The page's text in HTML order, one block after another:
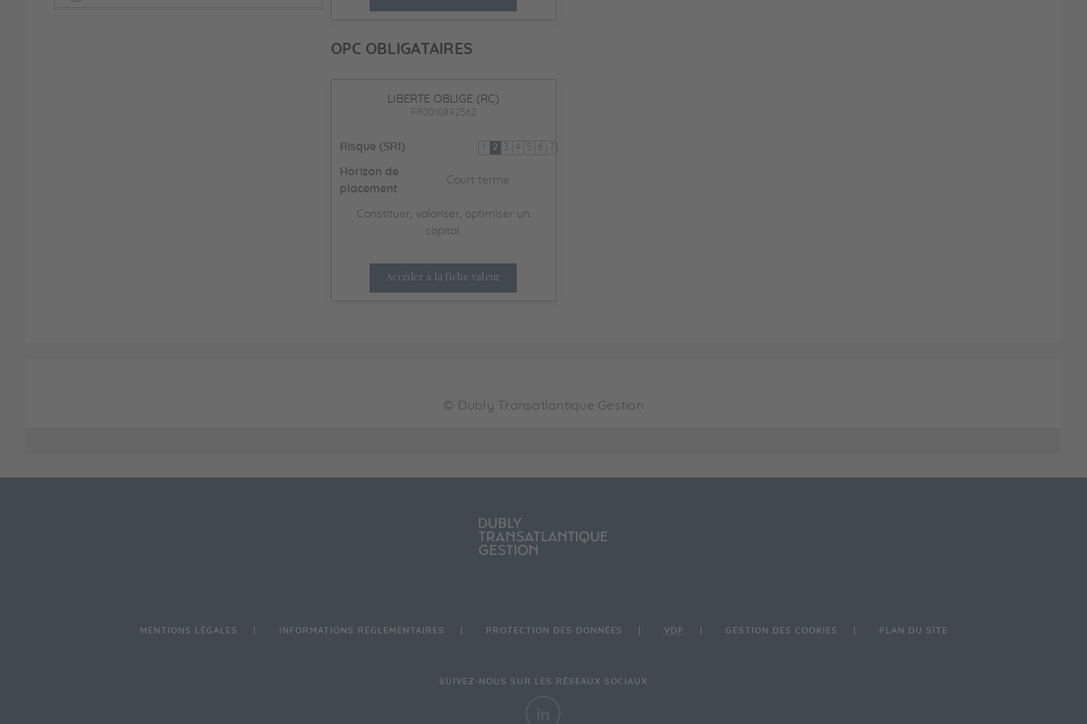
OPC OBLIGATAIRES
LIBERTE OBLIGE (RC)
FR0010892562
Risque (SRI) 2 3 4 5 6 7
Horizon de
placement
Court terme
Constituer, valoriser, optimiser un
capital.
Accéder à la fiche valeur
© Dubly Transatlantique Gestion
MENTIONS LÉGALES INFORMATIONS RÉGLEMENTAIRES PROTECTION DES DONNÉES VDP GESTION DES COOKIES PLAN DU SITE
SUIVEZ-NOUS SUR LES RÉSEAUX SOCIAUX